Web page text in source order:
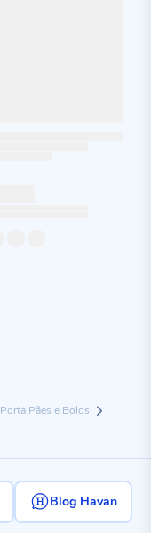
Porta Pães e Bolos
Blog Havan